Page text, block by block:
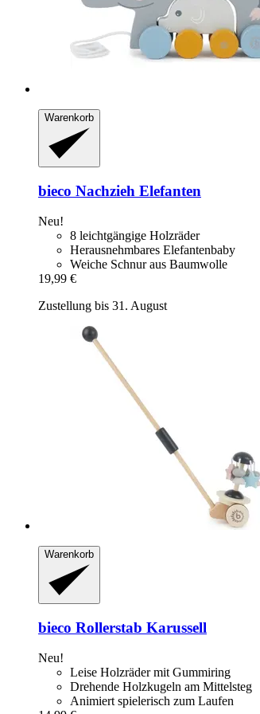
Warenkorb
bieco Nachzieh Elefanten
Neu!
8 leichtgängige Holzräder
Herausnehmbares Elefantenbaby
Weiche Schnur aus Baumwolle
19,99 €
Zustellung bis 31. August
Warenkorb
bieco Rollerstab Karussell
Neu!
Leise Holzräder mit Gummiring
Drehende Holzkugeln am Mittelsteg
Animiert spielerisch zum Laufen